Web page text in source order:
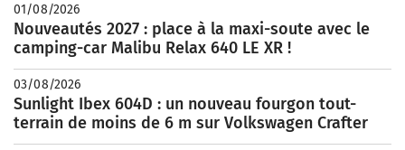
01/08/2026
Nouveautés 2027 : place à la maxi-soute avec le
camping-car Malibu Relax 640 LE XR !
03/08/2026
Sunlight Ibex 604D : un nouveau fourgon tout-
terrain de moins de 6 m sur Volkswagen Crafter